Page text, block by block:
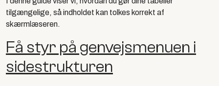
tilgængelige, så indholdet kan tolkes korrekt af
skærmlæseren.
Få styr på genvejsmenuen i
sidestrukturen